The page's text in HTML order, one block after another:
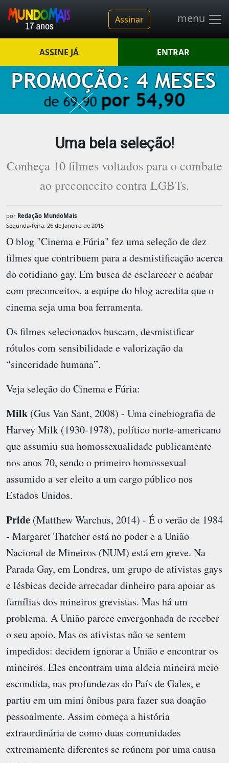
Assinar menu
ASSINE JÁ ENTRAR
Uma bela seleção!
Conheça 10 filmes voltados para o combate
ao preconceito contra LGBTs.
por Redação MundoMais
Segunda-feira, 26 de Janeiro de 2015
O blog "Cinema e Fúria" fez uma seleção de dez
filmes que contribuem para a desmistificação acerca
do cotidiano gay. Em busca de esclarecer e acabar
com preconceitos, a equipe do blog acredita que o
cinema seja uma boa ferramenta.
Os filmes selecionados buscam, desmistificar
rótulos com sensibilidade e valorização da
“sinceridade humana”.
Veja seleção do Cinema e Fúria:
Milk (Gus Van Sant, 2008) - Uma cinebiografia de
Harvey Milk (1930-1978), político norte-americano
que assumiu sua homossexualidade publicamente
nos anos 70, sendo o primeiro homossexual
assumido a ser eleito a um cargo público nos
Estados Unidos.
Pride (Matthew Warchus, 2014) - É o verão de 1984
- Margaret Thatcher está no poder e a União
Nacional de Mineiros (NUM) está em greve. Na
Parada Gay, em Londres, um grupo de ativistas gays
e lésbicas decide arrecadar dinheiro para apoiar as
famílias dos mineiros grevistas. Mas há um
problema. A União parece envergonhada de receber
o seu apoio. Mas os ativistas não se sentem
impedidos: decidem ignorar a União e encontrar os
mineiros. Eles encontram uma aldeia mineira meio
escondida, nas profundezas do País de Gales, e
partiu em um mini ônibus para fazer sua doação
pessoalmente. Assim começa a história
extraordinária de como duas comunidades
extremamente diferentes se reúnem por uma causa